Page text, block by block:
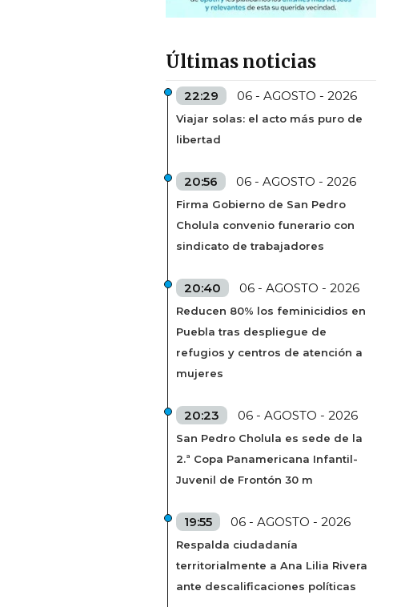
Últimas noticias
22:29 06 - AGOSTO - 2026
Viajar solas: el acto más puro de
libertad
20:56 06 - AGOSTO - 2026
Firma Gobierno de San Pedro
Cholula convenio funerario con
sindicato de trabajadores
20:40 06 - AGOSTO - 2026
Reducen 80% los feminicidios en
Puebla tras despliegue de
refugios y centros de atención a
mujeres
20:23 06 - AGOSTO - 2026
San Pedro Cholula es sede de la
2.ª Copa Panamericana Infantil-
Juvenil de Frontón 30 m
19:55 06 - AGOSTO - 2026
Respalda ciudadanía
territorialmente a Ana Lilia Rivera
ante descalificaciones políticas